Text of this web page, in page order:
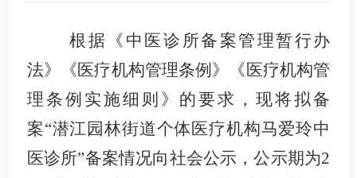
根据《中医诊所备案管理暂行办
法》《医疗机构管理条例》《医疗机构管
理条例实施细则》的要求，现将拟备
案“潜江园林街道个体医疗机构马爱玲中
医诊所”备案情况向社会公示，公示期为2